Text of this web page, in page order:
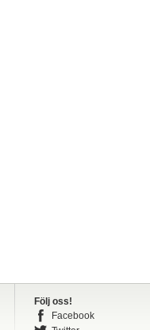
Följ oss!
Facebook